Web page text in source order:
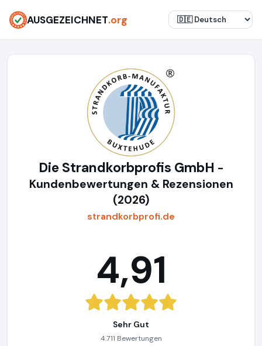
AUSGEZEICHNET.org
Die Strandkorbprofis GmbH -
Kundenbewertungen & Rezensionen
(2026)
strandkorbprofi.de
4,91
Sehr Gut
4.711 Bewertungen